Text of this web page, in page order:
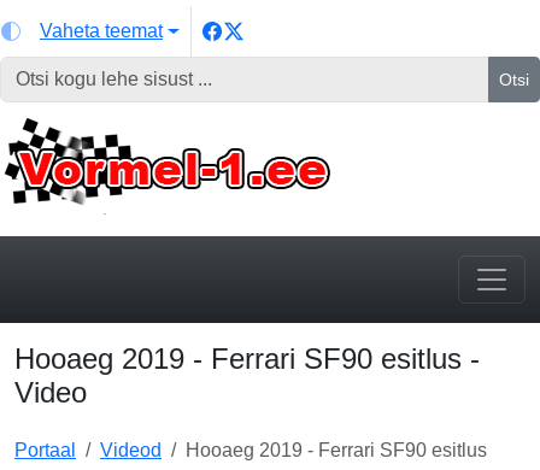
Vaheta teemat
Otsi
Hooaeg 2019 - Ferrari SF90 esitlus -
Video
Portaal Videod Hooaeg 2019 - Ferrari SF90 esitlus